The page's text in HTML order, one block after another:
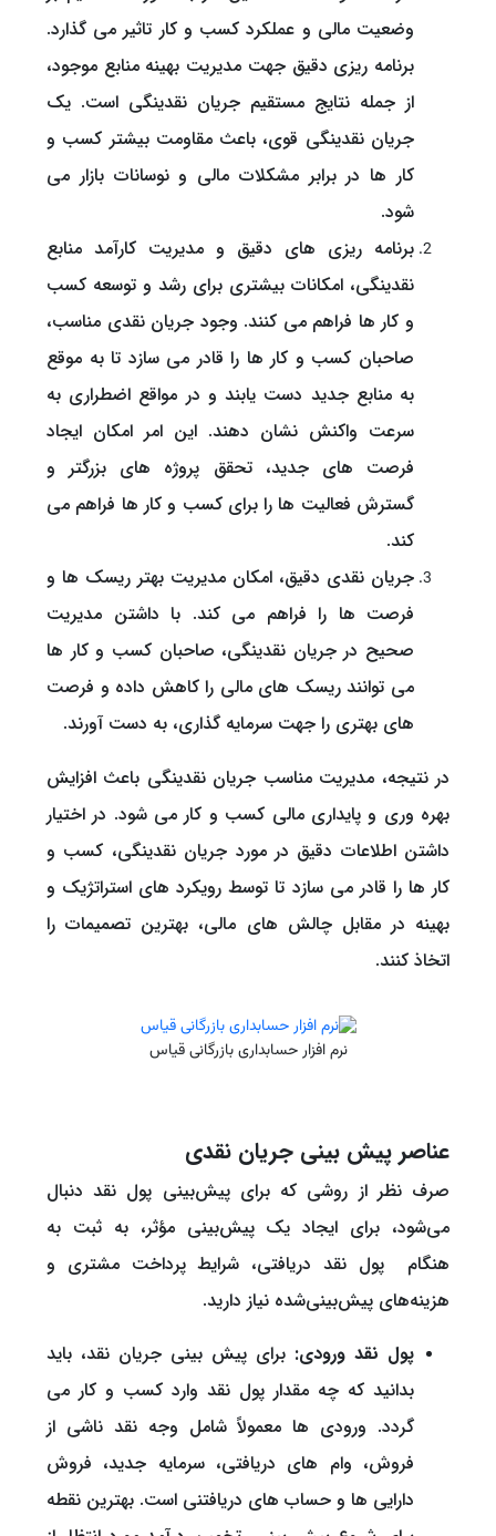
وضعیت مالی و عملکرد کسب و کار تاثیر می ‌گذارد.
برنامه ‌ریزی دقیق جهت مدیریت بهینه منابع موجود،
از جمله نتایج مستقیم جریان نقدینگی است. یک
جریان نقدینگی قوی، باعث مقاومت بیشتر کسب و
کار ها در برابر مشکلات مالی و نوسانات بازار می
شود.
برنامه ‌ریزی های دقیق و مدیریت کارآمد منابع
نقدینگی، امکانات بیشتری برای رشد و توسعه کسب
و کار ها فراهم می ‌کنند. وجود جریان نقدی مناسب،
صاحبان کسب و کار ها را قادر می ‌سازد تا به موقع
به منابع جدید دست یابند و در مواقع اضطراری به
سرعت واکنش نشان دهند. این امر امکان ایجاد
فرصت‌ های جدید، تحقق پروژه ‌های بزرگتر و
گسترش فعالیت ‌ها را برای کسب و کار ها فراهم می‌
کند.
جریان نقدی دقیق، امکان مدیریت بهتر ریسک ‌ها و
فرصت‌ ها را فراهم می ‌کند. با داشتن مدیریت
صحیح در جریان نقدینگی، صاحبان کسب و کار ها
می ‌توانند ریسک ‌های مالی را کاهش داده و فرصت
های بهتری را جهت سرمایه گذاری، به دست آورند.
در نتیجه، مدیریت مناسب جریان نقدینگی باعث افزایش
بهره‌ وری و پایداری مالی کسب و کار می ‌شود. در اختیار
داشتن اطلاعات دقیق در مورد جریان نقدینگی، کسب و
کار ها را قادر می ‌سازد تا توسط رویکرد های استراتژیک و
بهینه در مقابل چالش‌ های مالی، بهترین تصمیمات را
اتخاذ کنند.
نرم افزار حسابداری بازرگانی قیاس
عناصر پیش بینی جریان نقدی
صرف نظر از روشی که برای پیش‌بینی پول نقد دنبال
می‌شود، برای ایجاد یک پیش‌بینی مؤثر، به ثبت به
هنگام پول نقد دریافتی، شرایط پرداخت مشتری و
هزینه‌های پیش‌بینی‌شده نیاز دارید.
پول نقد ورودی: برای پیش بینی جریان نقد، باید
بدانید که چه مقدار پول نقد وارد کسب و کار می
گردد. ورودی ها معمولاً شامل وجه نقد ناشی از
فروش، وام های دریافتی، سرمایه جدید، فروش
دارایی ها و حساب های دریافتنی است. بهترین نقطه